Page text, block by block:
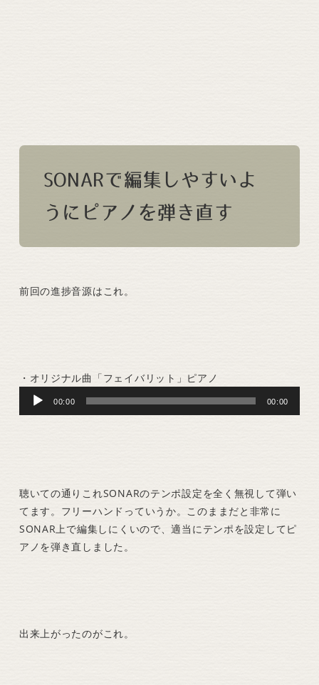
SONARで編集しやすいよ
うにピアノを弾き直す
前回の進捗音源はこれ。
・オリジナル曲「フェイバリット」ピアノ
Audio
Player
00:00 00:00
聴いての通りこれSONARのテンポ設定を全く無視して弾い
てます。フリーハンドっていうか。このままだと非常に
SONAR上で編集しにくいので、適当にテンポを設定してピ
アノを弾き直しました。
出来上がったのがこれ。